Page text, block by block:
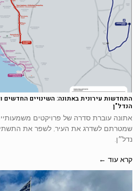
התחדשות עירונית באתונה: השינויים החדשים
הנדל"ן
אתונה עוברת סדרה של פרויקטים
שמטרתם לשדרג את העיר, לשפר את
נדל״ן.
קרא עוד ←